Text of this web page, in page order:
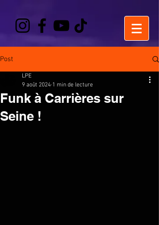
Post
Funk à Carrières sur
Seine !
LPE
9 août 2024 1 min de lecture